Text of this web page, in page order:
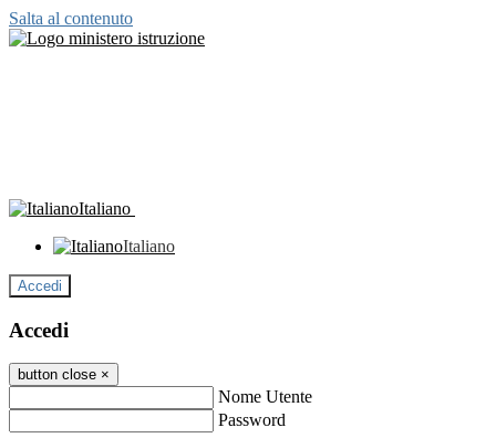
Salta al contenuto
Italiano
Italiano
Accedi
Accedi
button close ×
Nome Utente
Password